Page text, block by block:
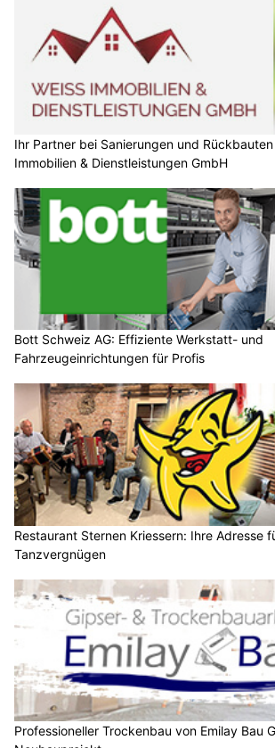
Ihr Partner bei Sanierungen und Rückbauten
Immobilien & Dienstleistungen GmbH
Bott Schweiz AG: Effiziente Werkstatt- und
Fahrzeugeinrichtungen für Profis
Restaurant Sternen Kriessern: Ihre Adresse
Tanzvergnügen
Professioneller Trockenbau von Emilay Bau